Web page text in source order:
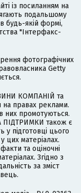
із посиланням на
подальшому
будь-якій формі,
"Інтерфакс-
фотографічних
Getty
КОМПАНІЙ та
правах реклами.
них промотуються.
ПІДТРИМКИ також є
у підготовці цього
цих матеріалах.
та оціночні
Згідно з
за зміст